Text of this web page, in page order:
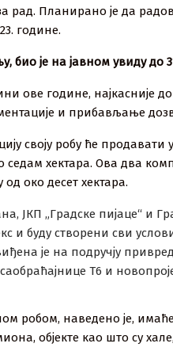
рад. Планирано је да
године.
био је на јавном увиду до
ове године, најкасније
и прибављање
своју робу ће продавати у
хектара. Ова два
око десет хектара.
ЈКП „Градске пијаце“ и
и буду створени сви
је на подручју
Т6 и
робом, наведено је,
објекте као што су